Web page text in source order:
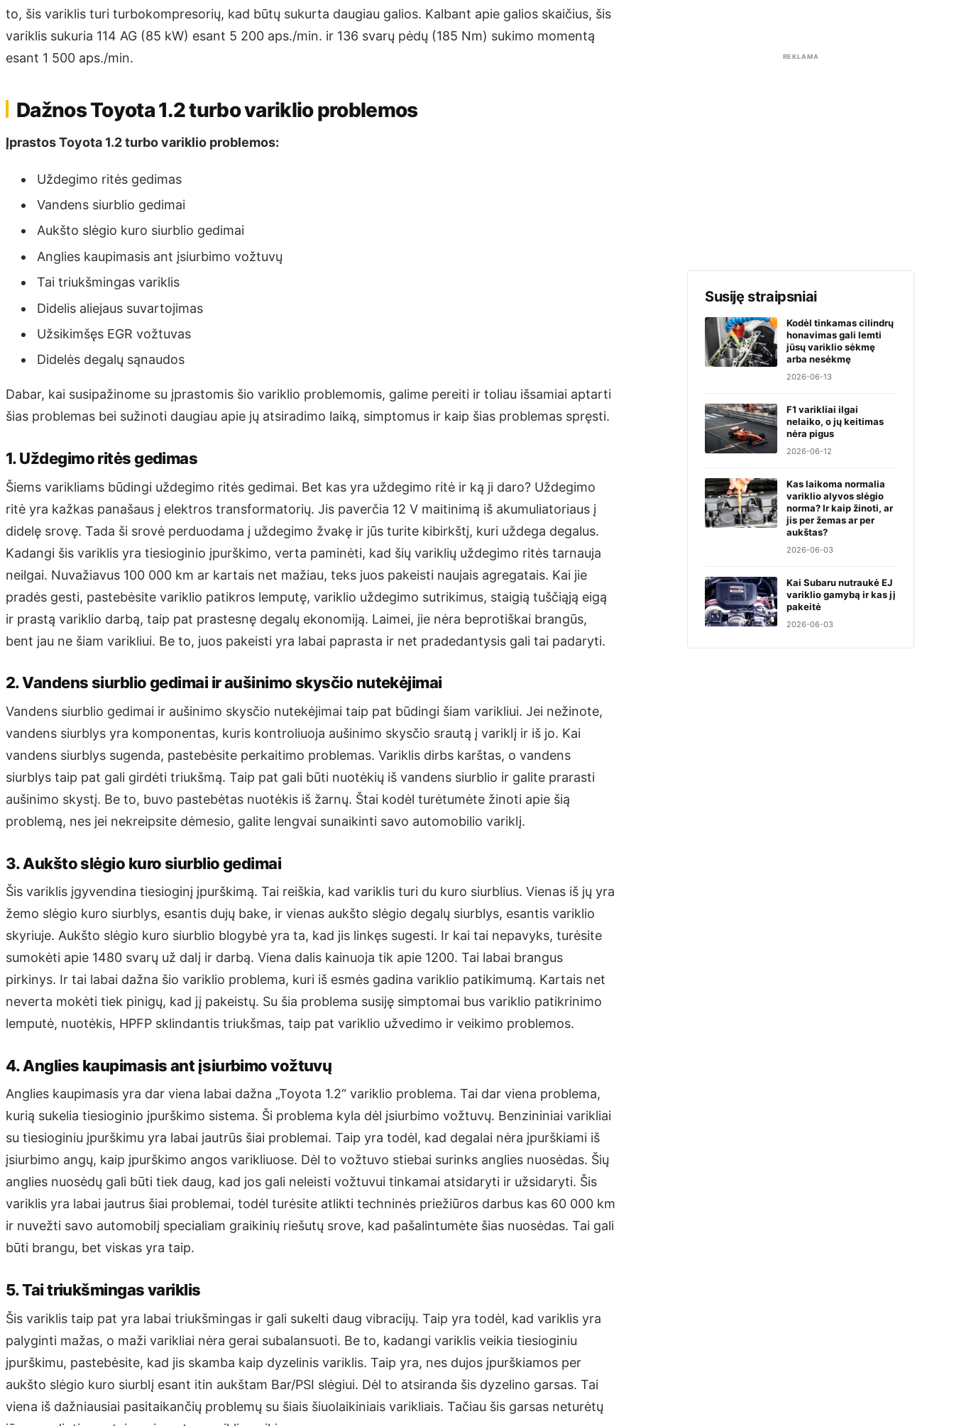
to, šis variklis turi turbokompresorių, kad būtų sukurta daugiau galios. Kalbant apie galios skaičius, šis
variklis sukuria 114 AG (85 kW) esant 5 200 aps./min. ir 136 svarų pėdų (185 Nm) sukimo momentą
esant 1 500 aps./min.
Dažnos Toyota 1.2 turbo variklio problemos
Įprastos Toyota 1.2 turbo variklio problemos:
Uždegimo ritės gedimas
Vandens siurblio gedimai
Aukšto slėgio kuro siurblio gedimai
Anglies kaupimasis ant įsiurbimo vožtuvų
Tai triukšmingas variklis
Didelis aliejaus suvartojimas
Užsikimšęs EGR vožtuvas
Didelės degalų sąnaudos
Dabar, kai susipažinome su įprastomis šio variklio problemomis, galime pereiti ir toliau išsamiai aptarti
šias problemas bei sužinoti daugiau apie jų atsiradimo laiką, simptomus ir kaip šias problemas spręsti.
1. Uždegimo ritės gedimas
Šiems varikliams būdingi uždegimo ritės gedimai. Bet kas yra uždegimo ritė ir ką ji daro? Uždegimo
ritė yra kažkas panašaus į elektros transformatorių. Jis paverčia 12 V maitinimą iš akumuliatoriaus į
didelę srovę. Tada ši srovė perduodama į uždegimo žvakę ir jūs turite kibirkštį, kuri uždega degalus.
Kadangi šis variklis yra tiesioginio įpurškimo, verta paminėti, kad šių variklių uždegimo ritės tarnauja
neilgai. Nuvažiavus 100 000 km ar kartais net mažiau, teks juos pakeisti naujais agregatais. Kai jie
pradės gesti, pastebėsite variklio patikros lemputę, variklio uždegimo sutrikimus, staigią tuščiąją eigą
ir prastą variklio darbą, taip pat prastesnę degalų ekonomiją. Laimei, jie nėra beprotiškai brangūs,
bent jau ne šiam varikliui. Be to, juos pakeisti yra labai paprasta ir net pradedantysis gali tai padaryti.
2. Vandens siurblio gedimai ir aušinimo skysčio nutekėjimai
Vandens siurblio gedimai ir aušinimo skysčio nutekėjimai taip pat būdingi šiam varikliui. Jei nežinote,
vandens siurblys yra komponentas, kuris kontroliuoja aušinimo skysčio srautą į variklį ir iš jo. Kai
vandens siurblys sugenda, pastebėsite perkaitimo problemas. Variklis dirbs karštas, o vandens
siurblys taip pat gali girdėti triukšmą. Taip pat gali būti nuotėkių iš vandens siurblio ir galite prarasti
aušinimo skystį. Be to, buvo pastebėtas nuotėkis iš žarnų. Štai kodėl turėtumėte žinoti apie šią
problemą, nes jei nekreipsite dėmesio, galite lengvai sunaikinti savo automobilio variklį.
3. Aukšto slėgio kuro siurblio gedimai
Šis variklis įgyvendina tiesioginį įpurškimą. Tai reiškia, kad variklis turi du kuro siurblius. Vienas iš jų yra
žemo slėgio kuro siurblys, esantis dujų bake, ir vienas aukšto slėgio degalų siurblys, esantis variklio
skyriuje. Aukšto slėgio kuro siurblio blogybė yra ta, kad jis linkęs sugesti. Ir kai tai nepavyks, turėsite
sumokėti apie 1480 svarų už dalį ir darbą. Viena dalis kainuoja tik apie 1200. Tai labai brangus
pirkinys. Ir tai labai dažna šio variklio problema, kuri iš esmės gadina variklio patikimumą. Kartais net
neverta mokėti tiek pinigų, kad jį pakeistų. Su šia problema susiję simptomai bus variklio patikrinimo
lemputė, nuotėkis, HPFP sklindantis triukšmas, taip pat variklio užvedimo ir veikimo problemos.
4. Anglies kaupimasis ant įsiurbimo vožtuvų
Anglies kaupimasis yra dar viena labai dažna „Toyota 1.2“ variklio problema. Tai dar viena problema,
kurią sukelia tiesioginio įpurškimo sistema. Ši problema kyla dėl įsiurbimo vožtuvų. Benzininiai varikliai
su tiesioginiu įpurškimu yra labai jautrūs šiai problemai. Taip yra todėl, kad degalai nėra įpurškiami iš
įsiurbimo angų, kaip įpurškimo angos varikliuose. Dėl to vožtuvo stiebai surinks anglies nuosėdas. Šių
anglies nuosėdų gali būti tiek daug, kad jos gali neleisti vožtuvui tinkamai atsidaryti ir užsidaryti. Šis
variklis yra labai jautrus šiai problemai, todėl turėsite atlikti techninės priežiūros darbus kas 60 000 km
ir nuvežti savo automobilį specialiam graikinių riešutų srove, kad pašalintumėte šias nuosėdas. Tai gali
būti brangu, bet viskas yra taip.
5. Tai triukšmingas variklis
Šis variklis taip pat yra labai triukšmingas ir gali sukelti daug vibracijų. Taip yra todėl, kad variklis yra
palyginti mažas, o maži varikliai nėra gerai subalansuoti. Be to, kadangi variklis veikia tiesioginiu
įpurškimu, pastebėsite, kad jis skamba kaip dyzelinis variklis. Taip yra, nes dujos įpurškiamos per
aukšto slėgio kuro siurblį esant itin aukštam Bar/PSI slėgiui. Dėl to atsiranda šis dyzelino garsas. Tai
viena iš dažniausiai pasitaikančių problemų su šiais šiuolaikiniais varikliais. Tačiau šis garsas neturėtų
REKLAMA
Susiję straipsniai
Kodėl tinkamas cilindrų
honavimas gali lemti
jūsų variklio sėkmę
arba nesėkmę
2026-06-13
F1 varikliai ilgai
nelaiko, o jų keitimas
nėra pigus
2026-06-12
Kas laikoma normalia
variklio alyvos slėgio
norma? Ir kaip žinoti, ar
jis per žemas ar per
aukštas?
2026-06-03
Kai Subaru nutraukė EJ
variklio gamybą ir kas jį
pakeitė
2026-06-03